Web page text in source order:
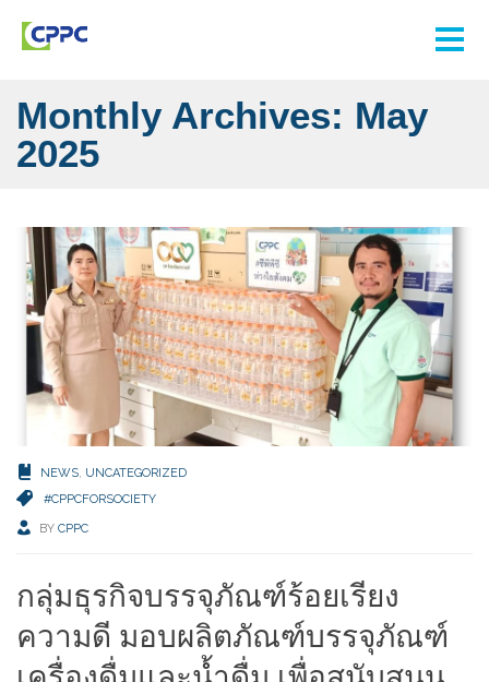
Monthly Archives: May
2025
NEWS, UNCATEGORIZED
#CPPCFORSOCIETY
BY CPPC
กลุ่มธุรกิจบรรจุภัณฑ์ร้อยเรียง
ความดี มอบผลิตภัณฑ์บรรจุภัณฑ์